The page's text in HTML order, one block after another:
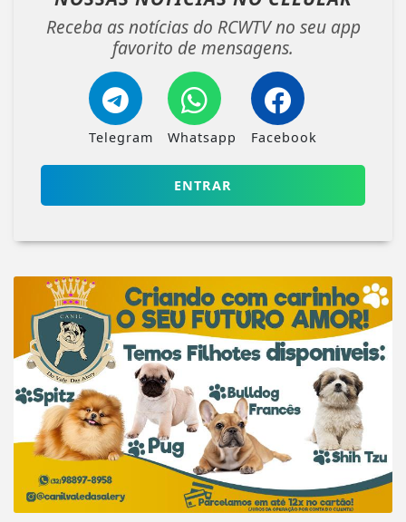
Receba as notícias do RCWTV no seu app
favorito de mensagens.
Telegram Whatsapp Facebook
ENTRAR